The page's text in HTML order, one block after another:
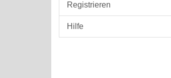
Registrieren
Hilfe